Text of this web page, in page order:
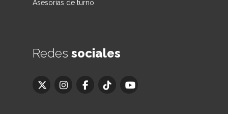
Asesorías de turno
Redes sociales